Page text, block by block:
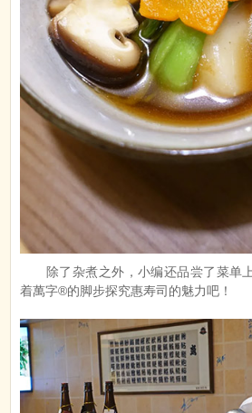
除了杂煮之外，小编还品尝了菜单
着萬字®的脚步探究惠寿司的魅力吧！